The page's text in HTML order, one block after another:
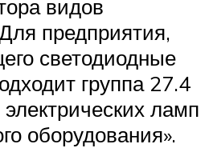
видов
предприятия,
светодиодные
группа 27.4
ламп
оборудования».